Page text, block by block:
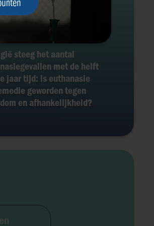
steeg het aantal
met de helft
jaar tijd: is euthanasie
geworden tegen
en afhankelijkheid?